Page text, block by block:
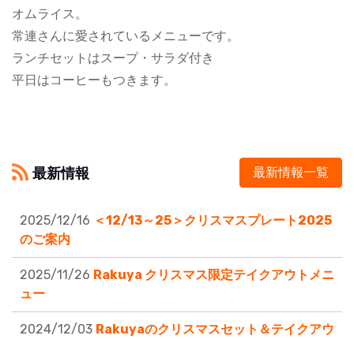
オムライス。
常連さんに愛されているメニューです。
ランチセットはスープ・サラダ付き
平日はコーヒーもつきます。
最新情報 最新情報一覧
2025/12/16 ＜12/13～25＞クリスマスプレート2025
のご案内
2025/11/26 Rakuya クリスマス限定テイクアウトメニ
ュー
2024/12/03 Rakuyaのクリスマスセット＆テイクアウ